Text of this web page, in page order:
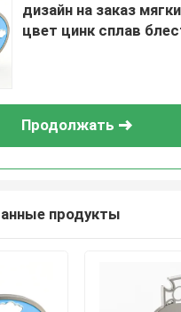
дизайн на заказ
цвет цинк сплав
Продолжать
продукты